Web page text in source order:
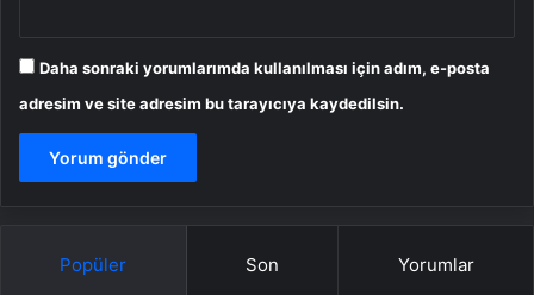
Daha sonraki yorumlarımda kullanılması için adım, e-posta
adresim ve site adresim bu tarayıcıya kaydedilsin.
Popüler Son Yorumlar